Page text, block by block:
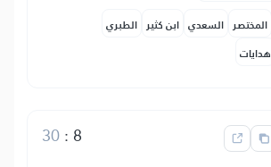
المختصر السعدي ابن كثير الطبري
هدايات
8
:
30